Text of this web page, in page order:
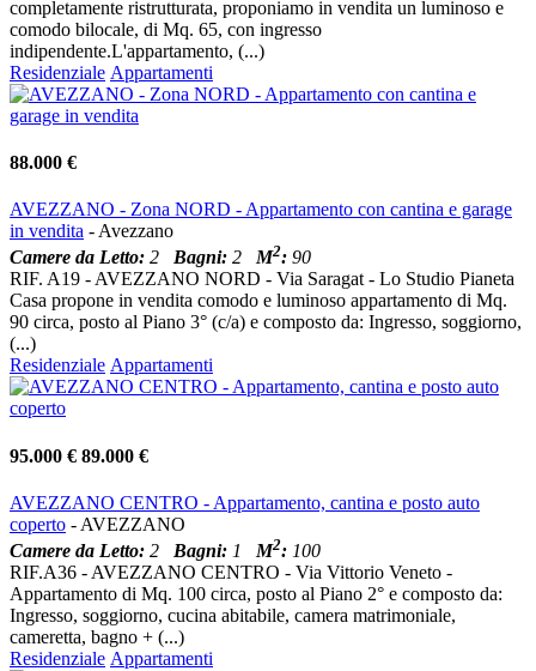
completamente ristrutturata, proponiamo in vendita un luminoso e
comodo bilocale, di Mq. 65, con ingresso
indipendente.L'appartamento, (...)
Residenziale Appartamenti
88.000 €
AVEZZANO - Zona NORD - Appartamento con cantina e garage
in vendita - Avezzano
Camere da Letto: 2 Bagni: 2M2: 90
RIF. A19 - AVEZZANO NORD - Via Saragat - Lo Studio Pianeta
Casa propone in vendita comodo e luminoso appartamento di Mq.
90 circa, posto al Piano 3° (c/a) e composto da: Ingresso, soggiorno,
(...)
Residenziale Appartamenti
95.000 € 89.000 €
AVEZZANO CENTRO - Appartamento, cantina e posto auto
coperto - AVEZZANO
Camere da Letto: 2 Bagni: 1 M2: 100
RIF.A36 - AVEZZANO CENTRO - Via Vittorio Veneto -
Appartamento di Mq. 100 circa, posto al Piano 2° e composto da:
Ingresso, soggiorno, cucina abitabile, camera matrimoniale,
cameretta, bagno + (...)
Residenziale Appartamenti